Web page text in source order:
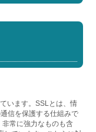
います。SSLとは、情
信を保護する仕組みで
常に強力なものも含